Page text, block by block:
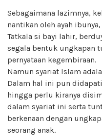
Sebagaimana lazimnya,
nantikan oleh ayah
Tatkala si bayi lahir,
segala bentuk ungkapan
pernyataan kegembiraan.
Namun syariat Islam
Dalam hal ini pun
hingga perlu kiranya
dalam syariat ini serta
berkenaan dengan
seorang anak.